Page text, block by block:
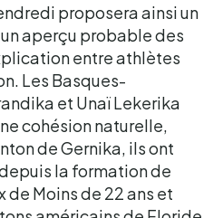
proposera ainsi un
aperçu probable des
entre athlètes
Les Basques-
et Unaï Lekerika
cohésion naturelle,
de Gernika, ils ont
la formation de
de Moins de 22 ans et